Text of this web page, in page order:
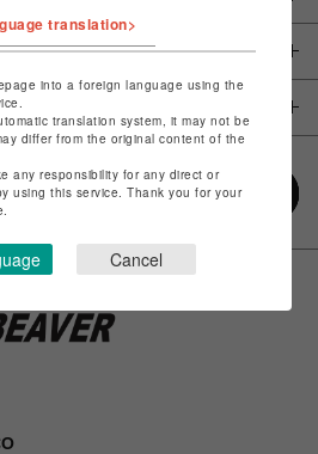
translation>
into a foreign language using the
translation system, it may not be
differ from the original content of the
any responsibility for any direct or
using this service. Thank you for your
Cancel